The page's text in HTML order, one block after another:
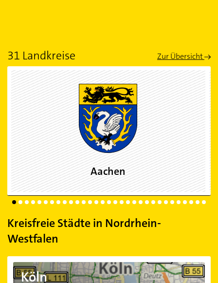
31 Landkreise Zur Übersicht
Aachen
Kreisfreie Städte in Nordrhein-
Westfalen
Köln
Köln